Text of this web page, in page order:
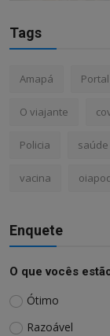
Tags
Amapá
O viajante
Policia saúde
vacina
Enquete
O que vocês
Ótimo
Razoável